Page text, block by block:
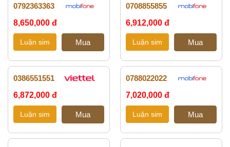
0792363363
8,650,000 đ
0708855855
6,912,000 đ
0386551551
6,872,000 đ
0788022022
7,020,000 đ